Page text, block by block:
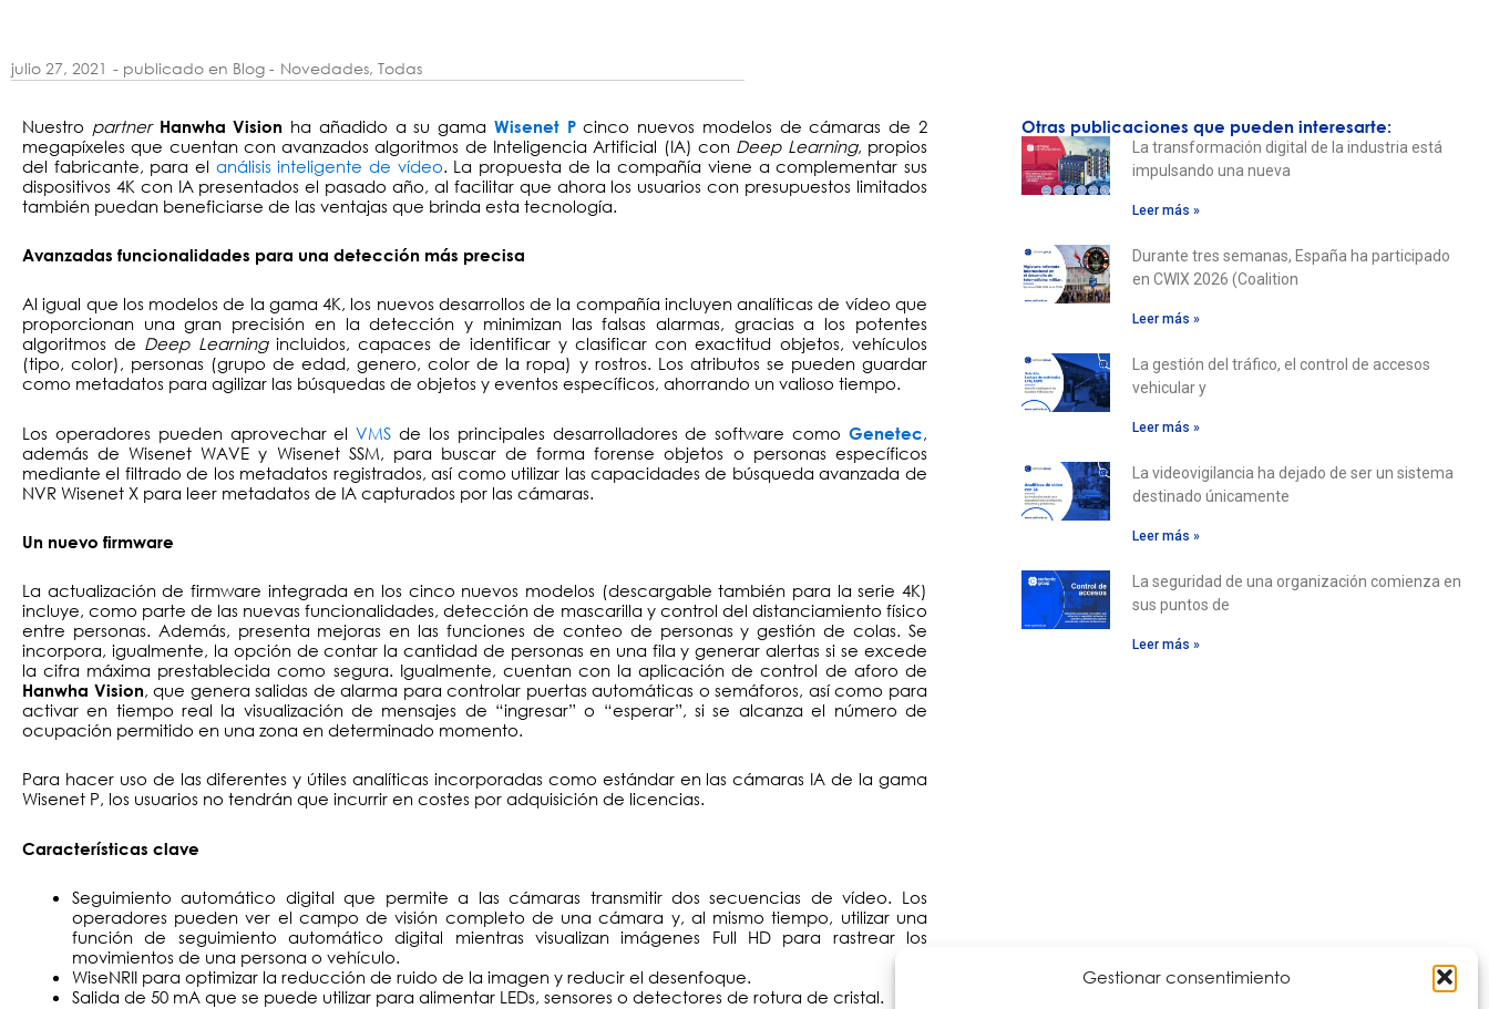
Gestionar consentimiento
julio 27, 2021 - publicado en Blog - Novedades, Todas
Nuestro partner Hanwha Vision ha añadido a su gama Wisenet Pcinco nuevos modelos de cámaras de 2
megapíxeles que cuentan con avanzados algoritmos de Inteligencia Artificial (IA) con Deep Learning, propios
del fabricante, para el análisis inteligente de vídeo. La propuesta de la compañía viene a complementar sus
dispositivos 4K con IA presentados el pasado año, al facilitar que ahora los usuarios con presupuestos limitados
también puedan beneficiarse de las ventajas que brinda esta tecnología.
Avanzadas funcionalidades para una detección más precisa
Al igual que los modelos de la gama 4K, los nuevos desarrollos de la compañía incluyen analíticas de vídeo que
proporcionan una gran precisión en la detección y minimizan las falsas alarmas, gracias a los potentes
algoritmos de Deep Learningincluidos, capaces de identificar y clasificar con exactitud objetos, vehículos
(tipo, color), personas (grupo de edad, genero, color de la ropa) y rostros. Los atributos se pueden guardar
como metadatos para agilizar las búsquedas de objetos y eventos específicos, ahorrando un valioso tiempo.
Los operadores pueden aprovechar elVMS de los principales desarrolladores de software como Genetec,
además de Wisenet WAVE y Wisenet SSM, para buscar de forma forense objetos o personas específicos
mediante el filtrado de los metadatos registrados, así como utilizar las capacidades de búsqueda avanzada de
NVR Wisenet X para leer metadatos de IA capturados por las cámaras.
Un nuevo firmware
La actualización de firmware integrada en los cinco nuevos modelos (descargable también para la serie 4K)
incluye, como parte de las nuevas funcionalidades, detección de mascarilla y control del distanciamiento físico
entre personas. Además, presenta mejoras en las funciones de conteo de personas y gestión de colas. Se
incorpora, igualmente, la opción de contar la cantidad de personas en una fila y generar alertas si se excede
la cifra máxima prestablecida como segura. Igualmente, cuentan con la aplicación de control de aforo de
Hanwha Vision, que genera salidas de alarma para controlar puertas automáticas o semáforos, así como para
activar en tiempo real la visualización de mensajes de “ingresar” o “esperar”, si se alcanza el número de
ocupación permitido en una zona en determinado momento.
Para hacer uso de las diferentes y útiles analíticas incorporadas como estándar en las cámaras IA de la gama
Wisenet P, los usuarios no tendrán que incurrir en costes por adquisición de licencias.
Características clave
Seguimiento automático digital que permite a las cámaras transmitir dos secuencias de vídeo. Los
operadores pueden ver el campo de visión completo de una cámara y, al mismo tiempo, utilizar una
función de seguimiento automático digital mientras visualizan imágenes Full HD para rastrear los
movimientos de una persona o vehículo.
WiseNRII para optimizar la reducción de ruido de la imagen y reducir el desenfoque.
Salida de 50 mA que se puede utilizar para alimentar LEDs, sensores o detectores de rotura de cristal.
Otras publicaciones que pueden interesarte:
La transformación digital de la industria está
impulsando una nueva
Leer más »
Durante tres semanas, España ha participado
en CWIX 2026 (Coalition
Leer más »
La gestión del tráfico, el control de accesos
vehicular y
Leer más »
La videovigilancia ha dejado de ser un sistema
destinado únicamente
Leer más »
La seguridad de una organización comienza en
sus puntos de
Leer más »